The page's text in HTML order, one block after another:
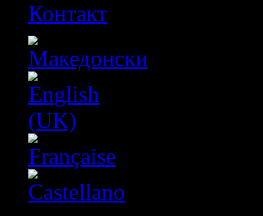
Контакт